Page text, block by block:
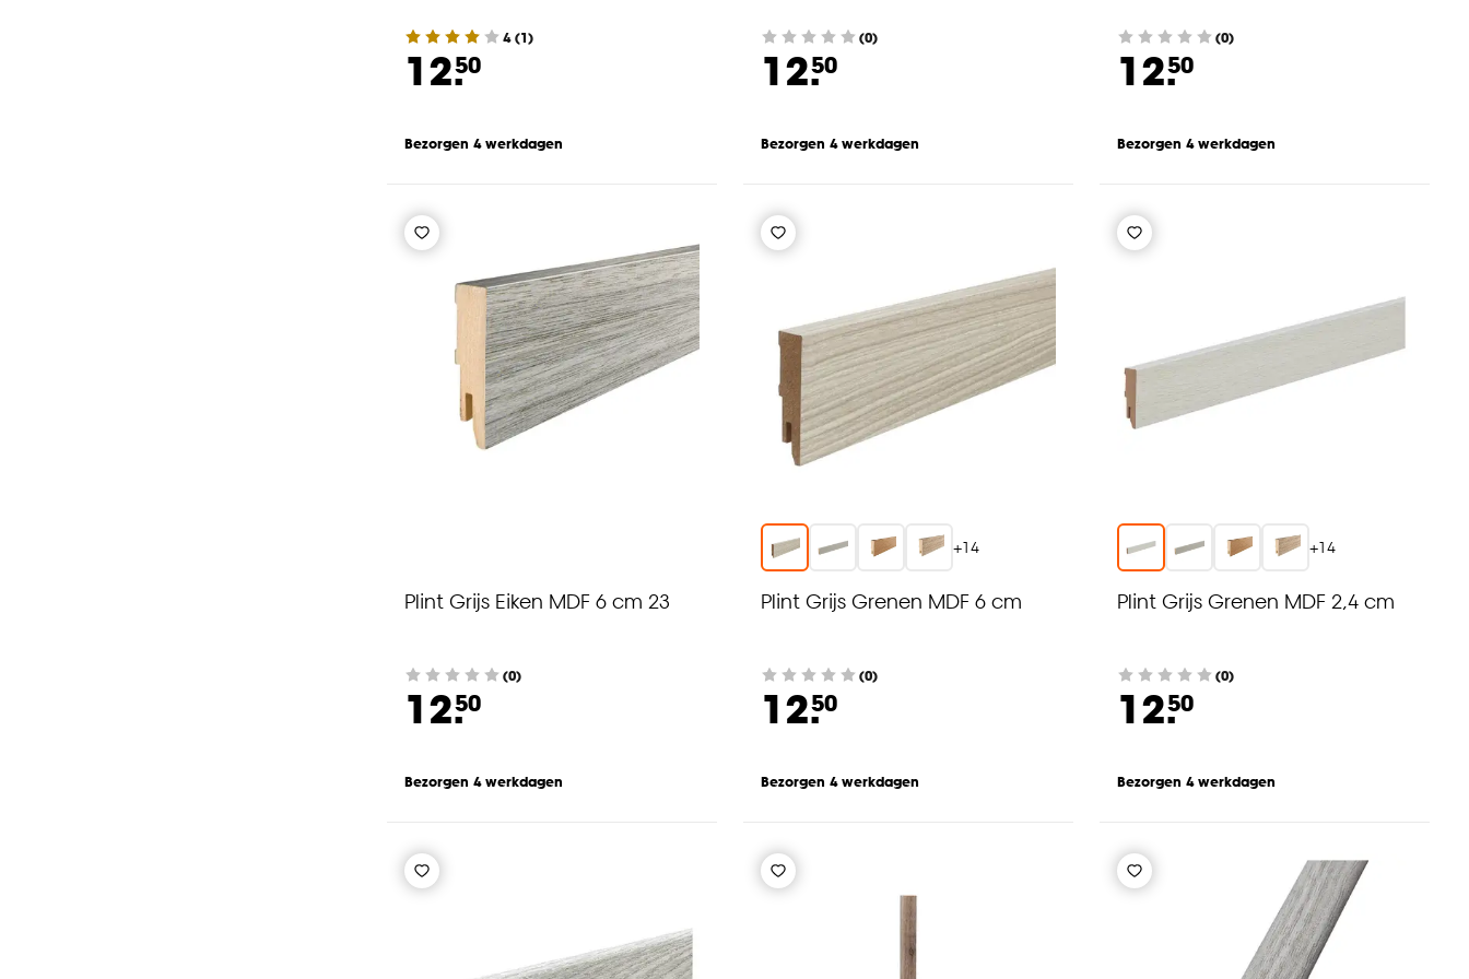
4(1)
12.50
Bezorgen 4 werkdagen
(0)
12.50
Bezorgen 4 werkdagen
(0)
12.50
Bezorgen 4 werkdagen
Plint Grijs Eiken MDF 6 cm 23
(0)
12.50
Bezorgen 4 werkdagen
+14
Plint Grijs Grenen MDF 6 cm
(0)
12.50
Bezorgen 4 werkdagen
+14
Plint Grijs Grenen MDF 2,4 cm
(0)
12.50
Bezorgen 4 werkdagen